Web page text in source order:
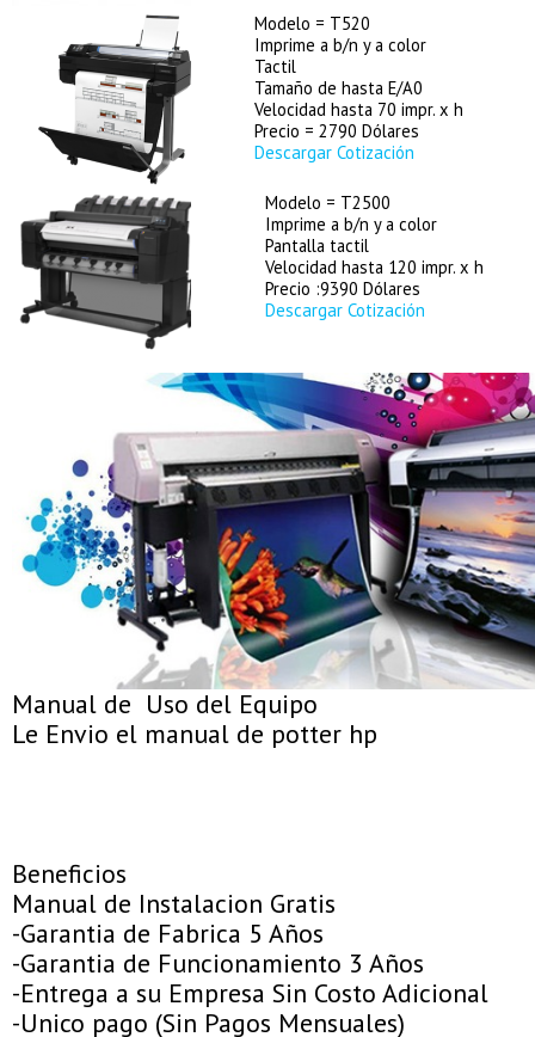
Modelo = T520
Imprime a b/n y a color
Tactil
Tamaño de hasta E/A0
Velocidad hasta 70 impr. x h
Precio = 2790 Dólares
Descargar Cotización
Modelo = T2500
Imprime a b/n y a color
Pantalla tactil
Velocidad hasta 120 impr. x h
Precio :9390 Dólares
Descargar Cotización
Manual de Uso del Equipo
Le Envio el manual de potter hp
Beneficios
Manual de Instalacion Gratis
-Garantia de Fabrica 5 Años
-Garantia de Funcionamiento 3 Años
-Entrega a su Empresa Sin Costo Adicional
-Unico pago (Sin Pagos Mensuales)